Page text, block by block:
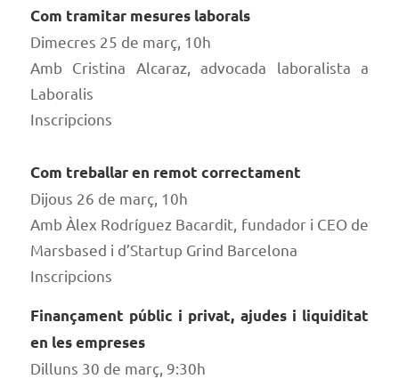
Com tramitar mesures laborals
Dimecres 25 de març, 10h
Amb Cristina Alcaraz, advocada laboralista a
Laboralis
Inscripcions
Com treballar en remot correctament
Dijous 26 de març, 10h
Amb Àlex Rodríguez Bacardit, fundador i CEO de
Marsbased i d’Startup Grind Barcelona
Inscripcions
Finançament públic i privat, ajudes i liquiditat
en les empreses
Dilluns 30 de març, 9:30h